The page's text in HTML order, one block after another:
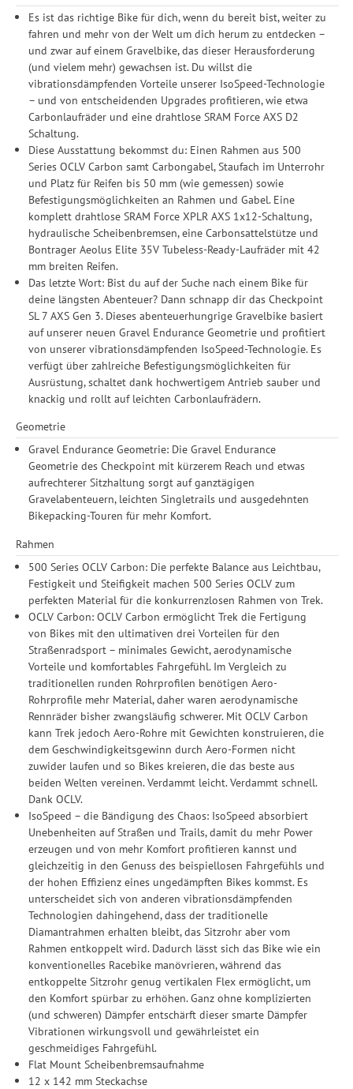
Es ist das richtige Bike für dich, wenn du bereit bist, weiter zu
fahren und mehr von der Welt um dich herum zu entdecken –
und zwar auf einem Gravelbike, das dieser Herausforderung
(und vielem mehr) gewachsen ist. Du willst die
vibrationsdämpfenden Vorteile unserer IsoSpeed-Technologie
– und von entscheidenden Upgrades profitieren, wie etwa
Carbonlaufräder und eine drahtlose SRAM Force AXS D2
Schaltung.
Diese Ausstattung bekommst du: Einen Rahmen aus 500
Series OCLV Carbon samt Carbongabel, Staufach im Unterrohr
und Platz für Reifen bis 50 mm (wie gemessen) sowie
Befestigungsmöglichkeiten an Rahmen und Gabel. Eine
komplett drahtlose SRAM Force XPLR AXS 1x12-Schaltung,
hydraulische Scheibenbremsen, eine Carbonsattelstütze und
Bontrager Aeolus Elite 35V Tubeless-Ready-Laufräder mit 42
mm breiten Reifen.
Das letzte Wort: Bist du auf der Suche nach einem Bike für
deine längsten Abenteuer? Dann schnapp dir das Checkpoint
SL 7 AXS Gen 3. Dieses abenteuerhungrige Gravelbike basiert
auf unserer neuen Gravel Endurance Geometrie und profitiert
von unserer vibrationsdämpfenden IsoSpeed-Technologie. Es
verfügt über zahlreiche Befestigungsmöglichkeiten für
Ausrüstung, schaltet dank hochwertigem Antrieb sauber und
knackig und rollt auf leichten Carbonlaufrädern.
Geometrie
Gravel Endurance Geometrie: Die Gravel Endurance
Geometrie des Checkpoint mit kürzerem Reach und etwas
aufrechterer Sitzhaltung sorgt auf ganztägigen
Gravelabenteuern, leichten Singletrails und ausgedehnten
Bikepacking-Touren für mehr Komfort.
Rahmen
500 Series OCLV Carbon: Die perfekte Balance aus Leichtbau,
Festigkeit und Steifigkeit machen 500 Series OCLV zum
perfekten Material für die konkurrenzlosen Rahmen von Trek.
OCLV Carbon: OCLV Carbon ermöglicht Trek die Fertigung
von Bikes mit den ultimativen drei Vorteilen für den
Straßenradsport – minimales Gewicht, aerodynamische
Vorteile und komfortables Fahrgefühl. Im Vergleich zu
traditionellen runden Rohrprofilen benötigen Aero-
Rohrprofile mehr Material, daher waren aerodynamische
Rennräder bisher zwangsläufig schwerer. Mit OCLV Carbon
kann Trek jedoch Aero-Rohre mit Gewichten konstruieren, die
dem Geschwindigkeitsgewinn durch Aero-Formen nicht
zuwider laufen und so Bikes kreieren, die das beste aus
beiden Welten vereinen. Verdammt leicht. Verdammt schnell.
Dank OCLV.
IsoSpeed – die Bändigung des Chaos: IsoSpeed absorbiert
Unebenheiten auf Straßen und Trails, damit du mehr Power
erzeugen und von mehr Komfort profitieren kannst und
gleichzeitig in den Genuss des beispiellosen Fahrgefühls und
der hohen Effizienz eines ungedämpften Bikes kommst. Es
unterscheidet sich von anderen vibrationsdämpfenden
Technologien dahingehend, dass der traditionelle
Diamantrahmen erhalten bleibt, das Sitzrohr aber vom
Rahmen entkoppelt wird. Dadurch lässt sich das Bike wie ein
konventionelles Racebike manövrieren, während das
entkoppelte Sitzrohr genug vertikalen Flex ermöglicht, um
den Komfort spürbar zu erhöhen. Ganz ohne komplizierten
(und schweren) Dämpfer entschärft dieser smarte Dämpfer
Vibrationen wirkungsvoll und gewährleistet ein
geschmeidiges Fahrgefühl.
Flat Mount Scheibenbremsaufnahme
12 x 142 mm Steckachse